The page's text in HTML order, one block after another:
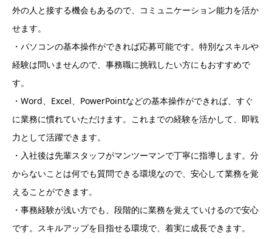
外の人と接する機会もあるので、コミュニケーション能力を活か
せます。
・パソコンの基本操作ができれば応募可能です。特別なスキルや
経験は問いませんので、事務職に挑戦したい方にもおすすめで
す。
・Word、Excel、PowerPointなどの基本操作ができれば、すぐ
に業務に慣れていただけます。これまでの経験を活かして、即戦
力として活躍できます。
・入社後は先輩スタッフがマンツーマンで丁寧に指導します。分
からないことは何でも質問できる環境なので、安心して業務を覚
えることができます。
・事務経験が浅い方でも、段階的に業務を覚えていけるので安心
です。スキルアップを目指せる環境で、着実に成長できます。